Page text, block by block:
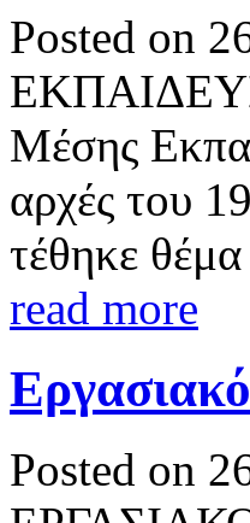
Posted on
Μέσης
αρχές του
τέθηκε
read more
Posted on